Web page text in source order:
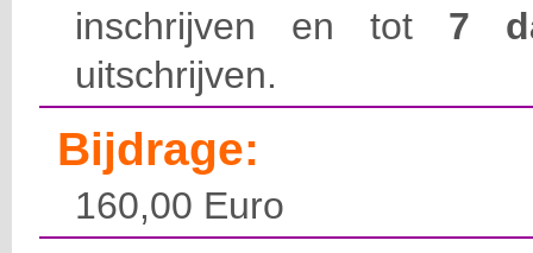
inschrijven en tot 7
uitschrijven.
Bijdrage:
160,00 Euro